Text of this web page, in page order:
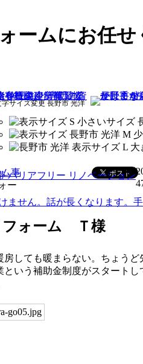
ームにお任せ
事
ー
フォーム Ｔ様
しても暖まらない。ちょうど
いう補助金制度がスタートし